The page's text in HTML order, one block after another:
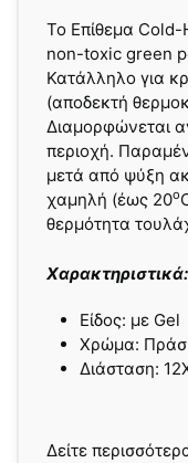
Το Επίθεμα Cold-
non-toxic green
Κατάλληλο για
(αποδεκτή
Διαμορφώνεται
περιοχή.
μετά από ψύξη
χαμηλή (έως 20ο
θερμότητα
Χαρακτηριστικά:
Είδος: με Gel
Χρώμα:
Διάσταση:
Δείτε